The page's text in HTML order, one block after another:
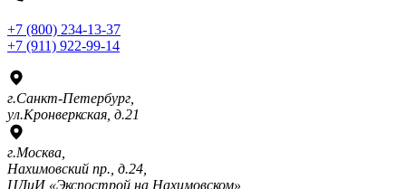
+7 (800) 234-13-37
+7 (911) 922-99-14
г.Санкт-Петербург,
ул.Кронверкская, д.21
г.Москва,
Нахимовский пр., д.24,
ЦДиИ «Экспострой на Нахимовском»,